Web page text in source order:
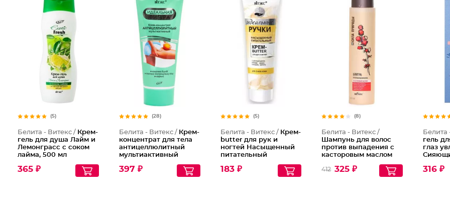
(5)
Белита - Витекс / Крем-
гель для душа Лайм и
Лемонграсс с соком
лайма, 500 мл
365 ₽
(28)
Белита - Витекс / Крем-
концентрат для тела
антицеллюлитный
мультиактивный
397 ₽
(5)
Белита - Витекс / Крем-
butter для рук и
ногтей Насыщенный
питательный
183 ₽
(8)
Белита - Витекс /
Шампунь для волос
против выпадения с
касторовым маслом
412 325 ₽
Белита
гель
глаз
316 ₽